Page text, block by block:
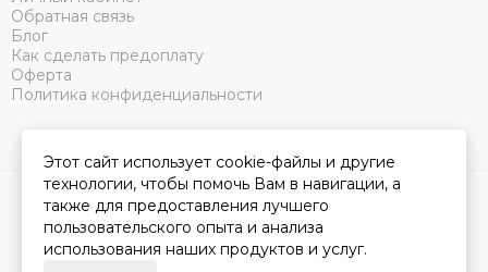
Обратная связь
Блог
Как сделать предоплату
Оферта
Политика конфиденциальности
2026 © Царство Сна.Карта сайта
Этот сайт использует cookie-файлы и другие
технологии, чтобы помочь Вам в навигации, а
также для предоставления лучшего
пользовательского опыта и анализа
использования наших продуктов и услуг.